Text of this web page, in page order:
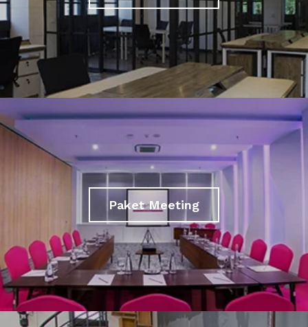
Paket Meeting